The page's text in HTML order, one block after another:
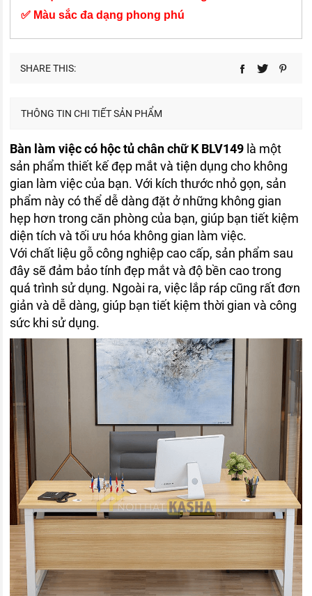
✅ Màu sắc đa dạng phong phú
SHARE THIS:
THÔNG TIN CHI TIẾT SẢN PHẨM
Bàn làm việc có hộc tủ chân chữ K BLV149 là một
sản phẩm thiết kế đẹp mắt và tiện dụng cho không
gian làm việc của bạn. Với kích thước nhỏ gọn, sản
phẩm này có thể dễ dàng đặt ở những không gian
hẹp hơn trong căn phòng của bạn, giúp bạn tiết kiệm
diện tích và tối ưu hóa không gian làm việc.
Với chất liệu gỗ công nghiệp cao cấp, sản phẩm sau
đây sẽ đảm bảo tính đẹp mắt và độ bền cao trong
quá trình sử dụng. Ngoài ra, việc lắp ráp cũng rất đơn
giản và dễ dàng, giúp bạn tiết kiệm thời gian và công
sức khi sử dụng.